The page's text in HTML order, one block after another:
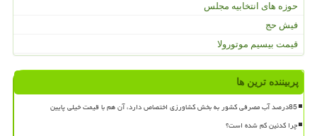
حوزه های انتخابیه مجلس
فیش حج
قیمت بیسیم موتورولا
پربیننده ترین ها
85درصد آب مصرفی کشور به بخش کشاورزی اختصاص دارد، آن هم با قیمت خیلی پایین
چرا کدئین کم شده است؟